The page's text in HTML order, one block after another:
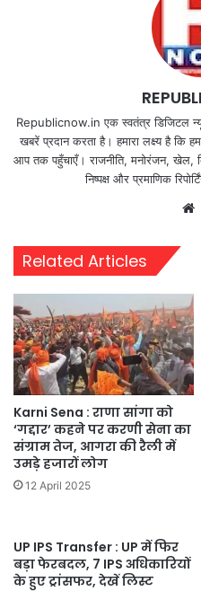
Republicnow.in एक स्वतंत्र डिजिटल
खबरें प्रदान करता है। हमारा लक्ष्य है कि
आप तक पहुँचाएँ। राजनीति, मनोरंजन, खेल,
निष्पक्ष और प्रमाणिक
Related Articles
Karni Sena : राणा सांगा को
‘गद्दार’ कहने पर करणी सेना का
संग्राम तेज, आगरा की रैली में
उमड़े हजारों लोग
12 April 2025
UP IPS Transfer : UP में फिर
बड़ा फेरबदल, 7 IPS अधिकारियों
के हुए ट्रांसफर, देखें लिस्ट